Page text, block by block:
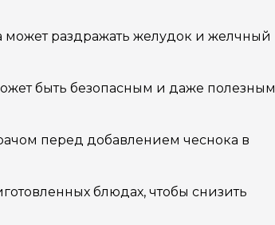
может раздражать желудок и желчный
быть безопасным и даже полезным
перед добавлением чеснока в
блюдах, чтобы снизить